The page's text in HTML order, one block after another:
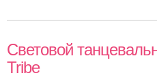
Световой
Tribe